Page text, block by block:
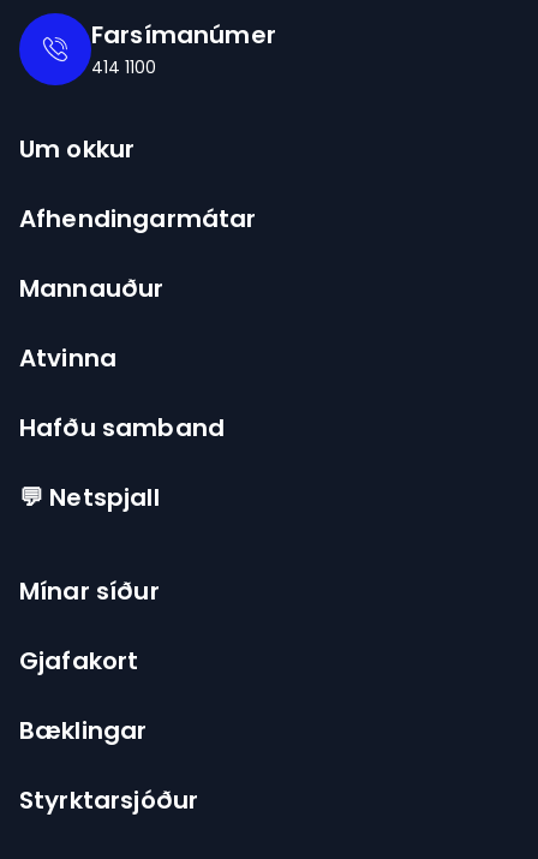
Farsímanúmer
414 1100
Um okkur
Afhendingarmátar
Mannauður
Atvinna
Hafðu samband
💬 Netspjall
Mínar síður
Gjafakort
Bæklingar
Styrktarsjóður